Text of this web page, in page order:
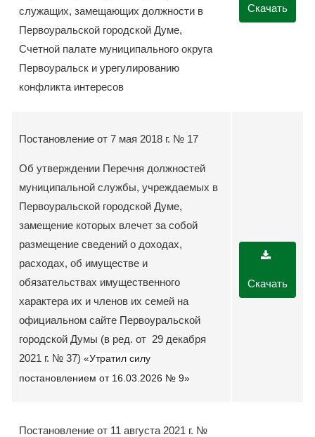
служащих, замещающих должности в
Первоуральской городской Думе,
Счетной палате муниципального округа
Первоуральск и урегулированию
конфликта интересов
Скачать
Постановление от 7 мая 2018 г. № 17
Об утверждении Перечня должностей
муниципальной службы, учреждаемых в
Первоуральской городской Думе,
замещение которых влечет за собой
размещение сведений о доходах,
расходах, об имуществе и
обязательствах имущественного
характера их и членов их семей на
официальном сайте Первоуральской
городской Думы (в ред. от 29 декабря
2021 г. № 37) «Утратил силу
постановлением от 16.03.2026 № 9»
Скачать
Постановление от 11 августа 2021 г. №